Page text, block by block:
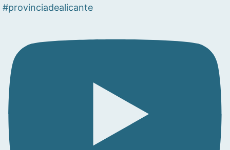
#provinciadealicante